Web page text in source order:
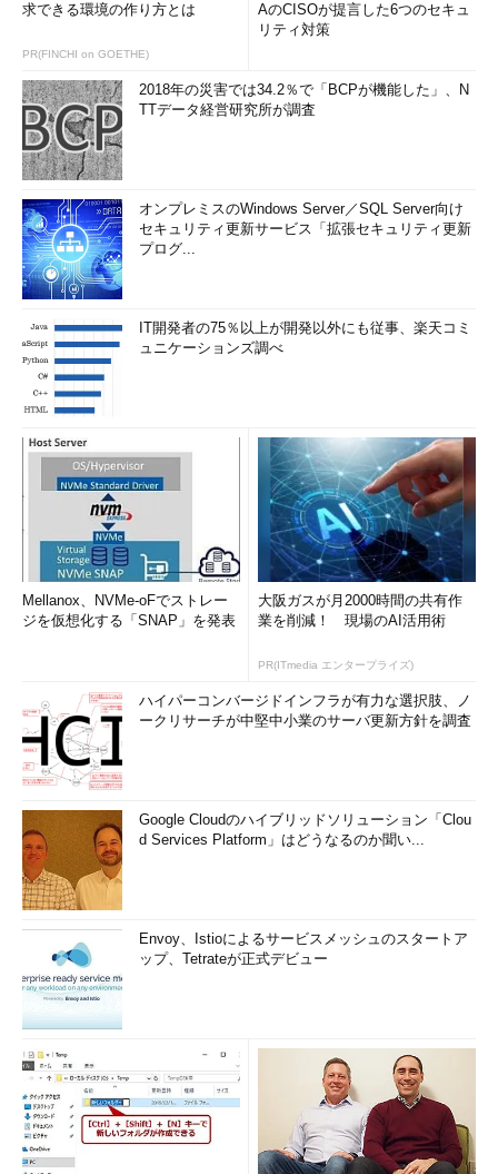
求できる環境の作り方とは
PR(FINCHI on GOETHE)
AのCISOが提言した6つのセキュ
リティ対策
2018年の災害では34.2％で「BCPが機能した」、N
TTデータ経営研究所が調査
オンプレミスのWindows Server／SQL Server向け
セキュリティ更新サービス「拡張セキュリティ更新
プログ...
IT開発者の75％以上が開発以外にも従事、楽天コミ
ュニケーションズ調べ
Mellanox、NVMe-oFでストレー
ジを仮想化する「SNAP」を発表
大阪ガスが月2000時間の共有作
業を削減！ 現場のAI活用術
PR(ITmedia エンタープライズ)
ハイパーコンバージドインフラが有力な選択肢、ノ
ークリサーチが中堅中小業のサーバ更新方針を調査
Google Cloudのハイブリッドソリューション「Clou
d Services Platform」はどうなるのか聞い...
Envoy、Istioによるサービスメッシュのスタートア
ップ、Tetrateが正式デビュー